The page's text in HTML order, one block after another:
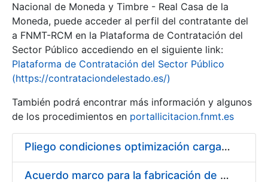
Erakutsi/Ezkutatu
Erakutsi/Ezkutatu
Nacional de Moneda y Timbre - Real Casa de la
Moneda, puede acceder al perfil del contratante del
a FNMT-RCM en la Plataforma de Contratación del
Sector Público accediendo en el siguiente link:
Plataforma de Contratación del Sector Público
(https://contrataciondelestado.es/)
También podrá encontrar más información y algunos
de los procedimientos en portallicitacion.fnmt.es
Pliego condiciones optimización cargas compras firmado
Acuerdo marco para la fabricación de piezas